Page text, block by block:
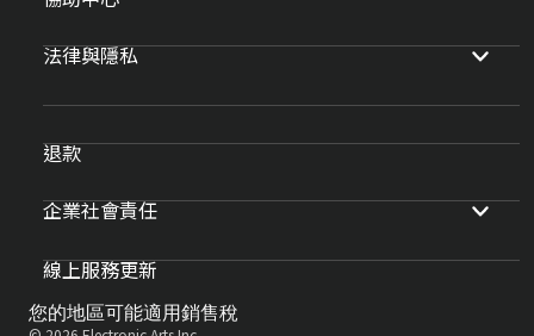
法律與隱私
退款
企業社會責任
線上服務更新
您的地區可能適用銷售稅